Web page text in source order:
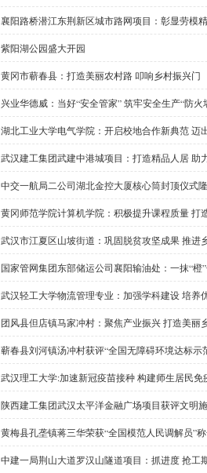
襄阳路桥潜江东荆新区城市路网项目：彰显劳模
紫阳湖公园盛大开园
黄冈市蕲春县：打造美丽农村路 叩响乡村振兴门
兴业华德威：当好“安全管家” 筑牢安全生产“防火
湖北工业大学电气学院：开启校地合作新典范 迈
武汉建工集团武建中港城项目：打造精品人居 助
中交一航局二公司湖北金控大厦核心筒封顶仪式
黄冈师范学院计算机学院：积极提升课程质量 打
武汉市江夏区山坡街道：巩固脱贫攻坚成果 推进
国家管网集团东部储运公司襄阳输油处：一抹“橙
武汉轻工大学物流管理专业：加强学科建设 培养
团风县但店镇马家冲村：聚焦产业振兴 打造美丽
蕲春县刘河镇汤冲村获评“全国无障碍环境达标示
武汉理工大学:加速新冠疫苗接种 构建师生居民免
陕西建工集团武汉太平洋金融广场项目获评文明
黄梅县孔垄镇蒋三华荣获“全国模范人民调解员”
中建一局荆山大道罗汉山隧道项目：抓进度 抢工